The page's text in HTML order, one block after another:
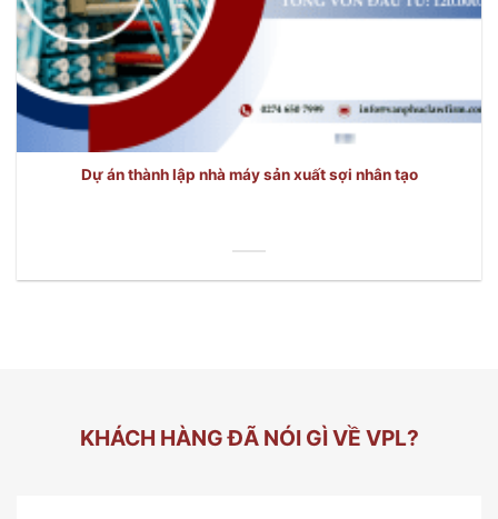
Dự án thành lập nhà máy sản xuất sợi nhân tạo
KHÁCH HÀNG ĐÃ NÓI GÌ VỀ VPL?